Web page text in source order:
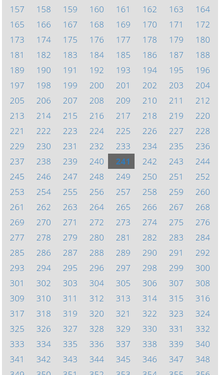
157
158 159 160 161 162 163
164
165
166 167 168 169 170 171
172
173
174 175 176 177 178 179
180
181
182 183 184 185 186 187
188
189
190 191 192 193 194 195
196
197
198 199 200 201 202 203
204
205
206 207 208 209 210 211
212
213
214 215 216 217 218 219
220
221
222 223 224 225 226 227
228
229
230 231 232 233 234 235
236
237
238 239 240 241 242 243
244
245
246 247 248 249 250 251
252
253
254 255 256 257 258 259
260
261
262 263 264 265 266 267
268
269
270 271 272 273 274 275
276
277
278 279 280 281 282 283
284
285
286 287 288 289 290 291
292
293
294 295 296 297 298 299
300
301
302 303 304 305 306 307
308
309
310 311 312 313 314 315
316
317
318 319 320 321 322 323
324
325
326 327 328 329 330 331
332
333
334 335 336 337 338 339
340
341
342 343 344 345 346 347
348